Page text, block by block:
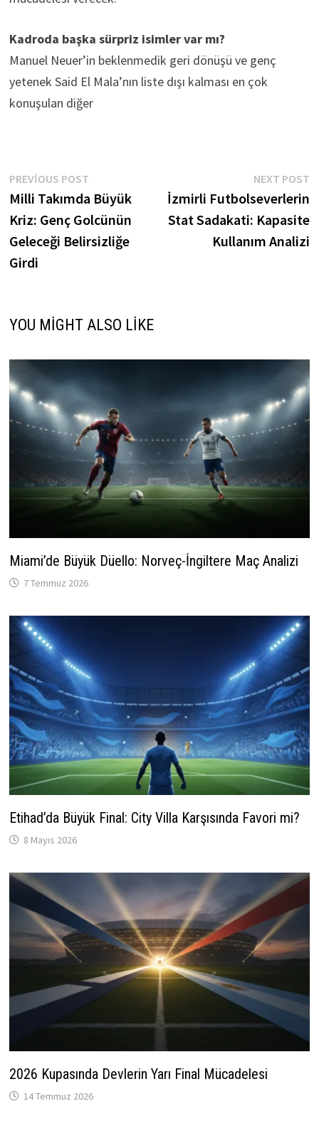
Kadroda başka sürpriz isimler var mı?
Manuel Neuer’in beklenmedik geri dönüşü ve genç
yetenek Said El Mala’nın liste dışı kalması en çok
konuşulan diğer
Yazı
gezinmesi
PREVIOUS POSTPrevious
post:
Milli Takımda Büyük
Kriz: Genç Golcünün
Geleceği Belirsizliğe
Girdi
NEXT POST
İzmirli Futbolseverlerin
Stat Sadakati: Kapasite
Kullanım Analizi
YOU MIGHT ALSO LIKE
Miami’de Büyük Düello: Norveç-İngiltere Maç Analizi
7 Temmuz 2026
Etihad’da Büyük Final: City Villa Karşısında Favori mi?
8 Mayıs 2026
2026 Kupasında Devlerin Yarı Final Mücadelesi
14 Temmuz 2026